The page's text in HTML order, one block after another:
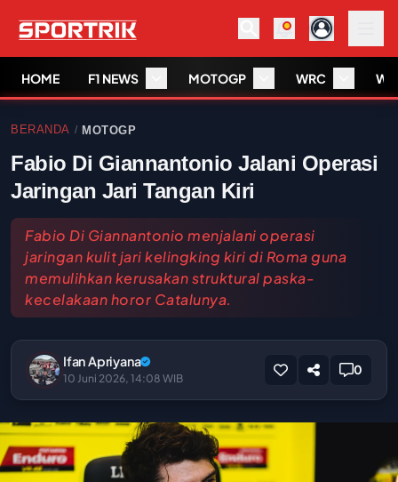
HOME F1 NEWS MOTOGP WRC
BERANDA / MOTOGP
Fabio Di Giannantonio Jalani Operasi
Jaringan Jari Tangan Kiri
Fabio Di Giannantonio menjalani operasi
jaringan kulit jari kelingking kiri di Roma guna
memulihkan kerusakan struktural paska-
kecelakaan horor Catalunya.
Ifan Apriyana
10 Juni 2026, 14:08 WIB
0